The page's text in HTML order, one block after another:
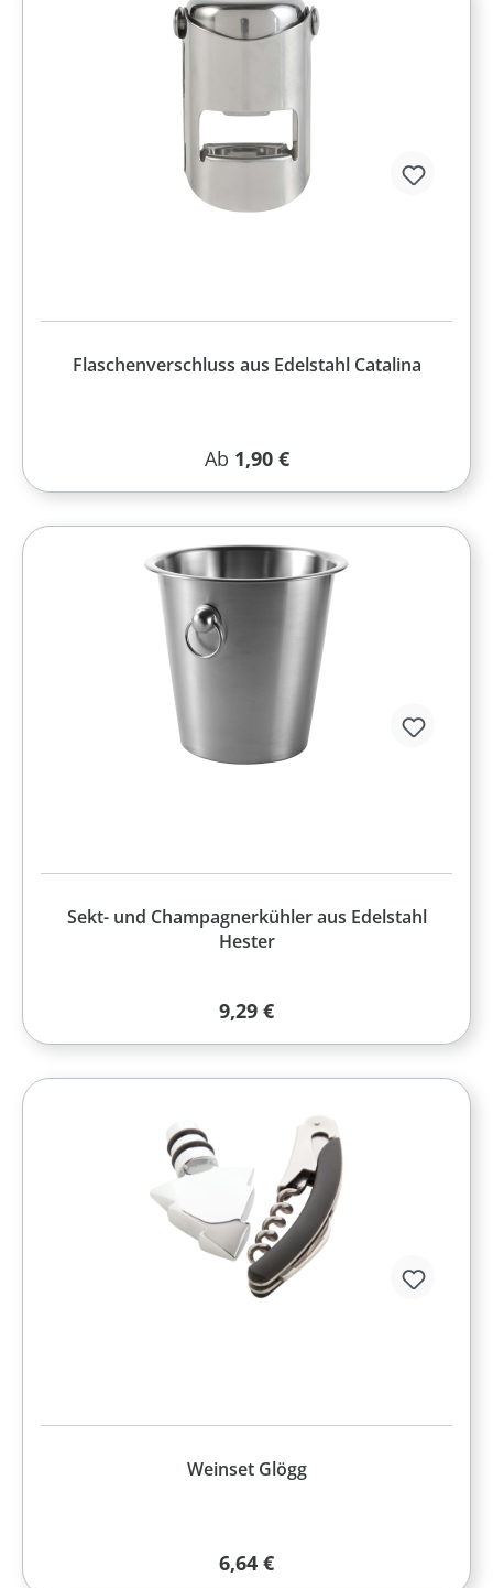
Flaschenverschluss aus Edelstahl Catalina
Regulärer Preis:
Ab 1,90 €
Sekt- und Champagnerkühler aus Edelstahl
Hester
Regulärer Preis:
9,29 €
Weinset Glögg
Regulärer Preis:
6,64 €